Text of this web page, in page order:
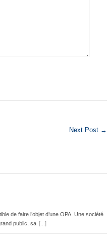
Next Post →
de faire l’objet d’une OPA. Une société
public, sa [...]